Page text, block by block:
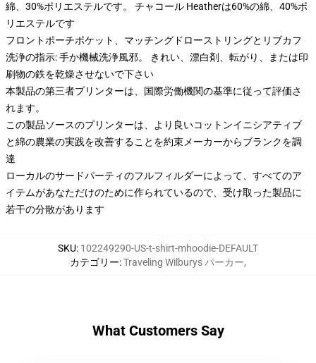
綿、30%ポリエステルです。 チャコール Heatherは60%の綿、40%ポ
リエステルです
フロントポーチポケット、マッチングドローストリングとリブカフ
洗浄の指示: 手か機械洗浄風邪。 きれい、漂白剤、転がり、または印
刷物の鉄を乾燥させないで下さい
本製品の第三者プリンターは、国際労働機関の基準に従って評価さ
れます。
この製品ソースのプリンターは、より良いコットンイニシアティブ
と綿の農業の実践を改善することを約束メーカーからブランクを調
達
ローカルのサードパーティのフルフィルダーによって、すべてのア
イテムがあなただけのために作られているので、受け取った製品に
若干の分散があります
SKU: 102249290-US-t-shirt-mhoodie-DEFAULT
カテゴリー:Traveling Wilburys パーカー,
What Customers Say